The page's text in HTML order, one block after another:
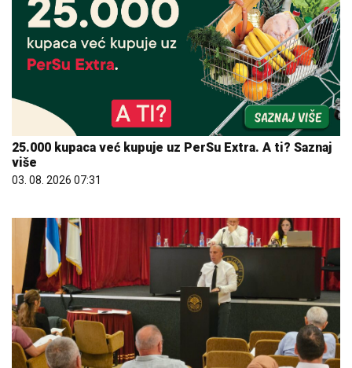
25.000 kupaca već kupuje uz PerSu Extra. A ti? Saznaj
više
03. 08. 2026 07:31